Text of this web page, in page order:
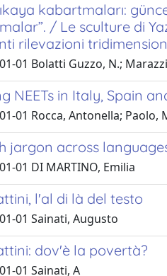
kabartmaları:
/ Le sculture di
rilevazioni
01 Bolatti Guzzo, N.;
NEETs in Italy, Spain
01 Rocca, Antonella; Paolo,
jargon across
01 DI MARTINO, Emilia
l'al di là del testo
01 Sainati, Augusto
dov'è la povertà?
01 Sainati, A